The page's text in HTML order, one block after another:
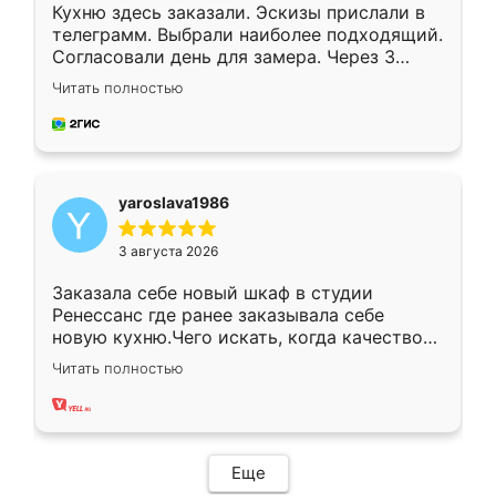
Кухню здесь заказали. Эскизы прислали в
телеграмм. Выбрали наиболее подходящий.
Согласовали день для замера. Через 3
недели кухня была уже готова. Остались
довольны работой. Спасибо Ренессанс
мебель за качественную работу!
Читать полностью
yaroslava1986
3 августа 2026
Заказала себе новый шкаф в студии
Ренессанс где ранее заказывала себе
новую кухню.Чего искать, когда качеством
вполне довольна. Служит кухня уже почти
два года, нареканий нет.
Читать полностью
Еще